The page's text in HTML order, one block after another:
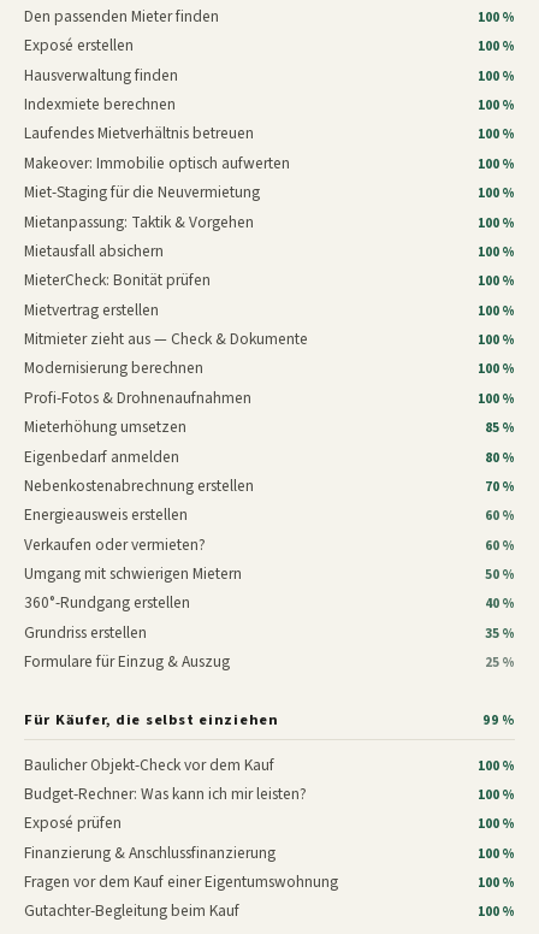
Den passenden Mieter finden 100 %
Exposé erstellen 100 %
Hausverwaltung finden 100 %
Indexmiete berechnen 100 %
Laufendes Mietverhältnis betreuen 100 %
Makeover: Immobilie optisch aufwerten 100 %
Miet-Staging für die Neuvermietung 100 %
Mietanpassung: Taktik & Vorgehen 100 %
Mietausfall absichern 100 %
MieterCheck: Bonität prüfen 100 %
Mietvertrag erstellen 100 %
Mitmieter zieht aus — Check & Dokumente 100 %
Modernisierung berechnen 100 %
Profi-Fotos & Drohnenaufnahmen 100 %
Mieterhöhung umsetzen 85 %
Eigenbedarf anmelden 80 %
Nebenkostenabrechnung erstellen 70 %
Energieausweis erstellen 60 %
Verkaufen oder vermieten? 60 %
Umgang mit schwierigen Mietern 50 %
360°-Rundgang erstellen 40 %
Grundriss erstellen 35 %
Formulare für Einzug & Auszug 25 %
Für Käufer, die selbst einziehen 99 %
Baulicher Objekt-Check vor dem Kauf 100 %
Budget-Rechner: Was kann ich mir leisten? 100 %
Exposé prüfen 100 %
Finanzierung & Anschlussfinanzierung 100 %
Fragen vor dem Kauf einer Eigentumswohnung 100 %
Gutachter-Begleitung beim Kauf 100 %